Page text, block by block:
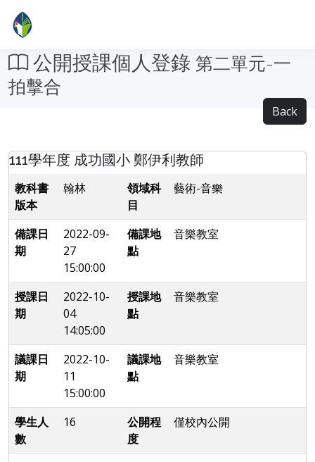
公開授課個人登錄 第二單元-一
拍擊合
Back
111學年度 成功國小 鄭伊利教師
教科書
版本
翰林
領域科
目
藝術-音樂
備課日
期
2022-09-
27
15:00:00
備課地
點
音樂教室
授課日
期
2022-10-
04
14:05:00
授課地
點
音樂教室
議課日
期
2022-10-
11
15:00:00
議課地
點
音樂教室
學生人
數
16
公開程
度
僅校內公開